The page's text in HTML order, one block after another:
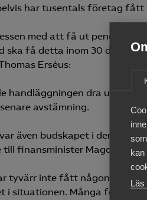
kan
Läs
har tusentals företag fått
med att få ut pengarna
ska få detta inom 30 dagar.
Erséus:
handläggningen dra ut på
avstämning.
även budskapet i den
till finansminister Magdalena
tyvärr inte fått någon
i situationen. Många företag